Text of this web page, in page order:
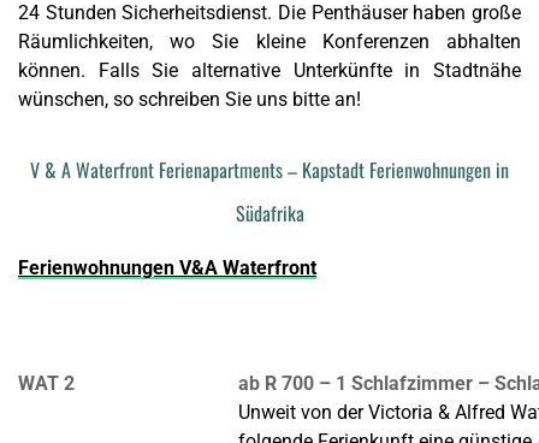
24 Stunden Sicherheitsdienst. Die Penthäuser haben große
Räumlichkeiten, wo Sie kleine Konferenzen abhalten
können. Falls Sie alternative Unterkünfte in Stadtnähe
wünschen, so schreiben Sie uns bitte an!
V & A Waterfront Ferienapartments – Kapstadt Ferienwohnungen in
Südafrika
Ferienwohnungen V&A Waterfront
WAT 2 ab R 700 – 1 Schlafzimmer –
Unweit von der Victoria & Alfred